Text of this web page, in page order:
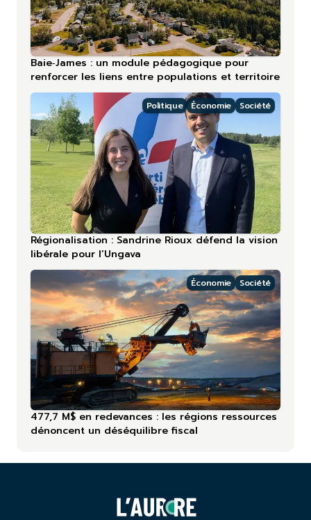
Baie‑James : un module pédagogique pour
renforcer les liens entre populations et territoire
Politique Économie Société
Régionalisation : Sandrine Rioux défend la vision
libérale pour l’Ungava
Économie Société
477,7 M$ en redevances : les régions ressources
dénoncent un déséquilibre fiscal